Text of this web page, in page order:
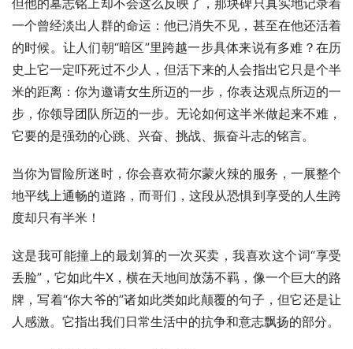
一个曾经淡出人群的命运：他已消失不见，甚至在他还活着
的时候。让人们朝“暗区”里跨越一步具体来说有多难？在历
史上它一定吓死过不少人，但活下来的人会指出它只是个半
米的距离：你为邀请女生所迈的一步，你表达观点所迈的一
步，你领导团队所迈的一步。无论如何这半米做起来不难，
它要的是强劲的心跳、兴奋、挑战、振奋斗志的铭言。
当你为冒险所迷时，你会喜欢荷尔蒙火辣的服务，一展整个
地平线上通畅的道路，而哥们，这段从恐惧到享受的人生跨
度却只有半米！
这是我可能撞上的最划算的一次买卖，我喜欢这个词“享受
丢脸”，它如此牛X，横在天地间放荡不羁，像一个巨大的路
牌，写着“你大爷的”诸如此类如此颠覆的句子，但它还是让
人感激。它指出我们日常生活中的抗争和意志飘扬的部分。